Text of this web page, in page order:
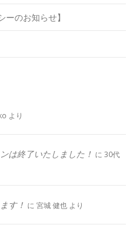
のお知らせ】
より
は終了いたしました！ に 30代
す！ に 宮城 健也 より